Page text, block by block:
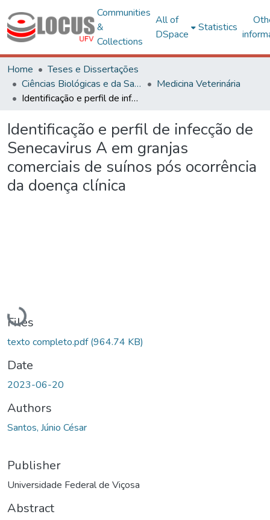
Communities
&
Collections
All of
DSpace
Statistics
Home
Teses e Dissertações
Ciências Biológicas e da Saúde
Medicina Veterinária
Identificação e perfil de infecção de Senecavirus A em granjas comerciais de suínos pós ocorrência da doença clínica
Identificação e perfil de infecção de
Senecavirus A em granjas
comerciais de suínos pós ocorrência
da doença clínica
Loading...
Files
texto completo.pdf(964.74 KB)
Date
2023-06-20
Authors
Santos, Júnio César
Publisher
Universidade Federal de Viçosa
Abstract